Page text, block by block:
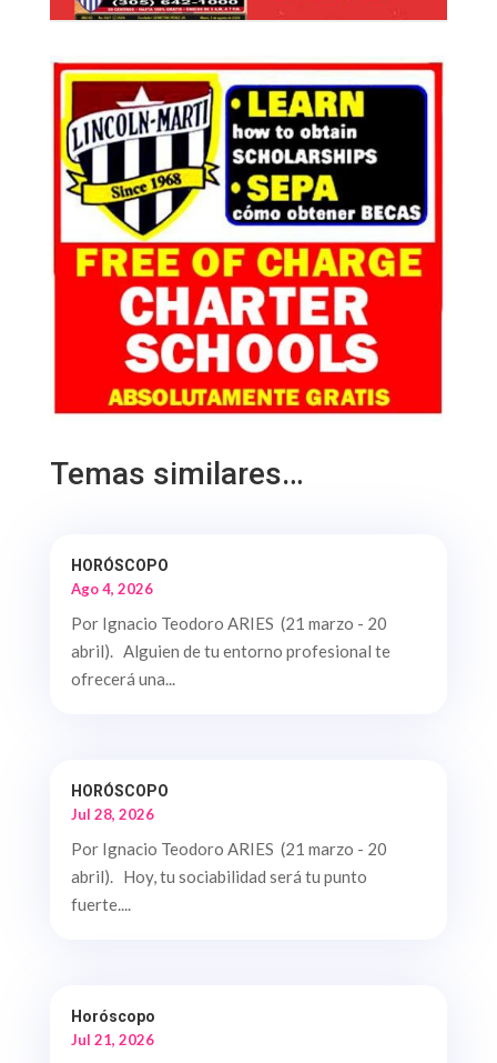
Temas similares…
HORÓSCOPO
Ago 4, 2026
Por Ignacio Teodoro ARIES (21 marzo - 20
abril). Alguien de tu entorno profesional te
ofrecerá una...
HORÓSCOPO
Jul 28, 2026
Por Ignacio Teodoro ARIES (21 marzo - 20
abril). Hoy, tu sociabilidad será tu punto
fuerte....
Horóscopo
Jul 21, 2026